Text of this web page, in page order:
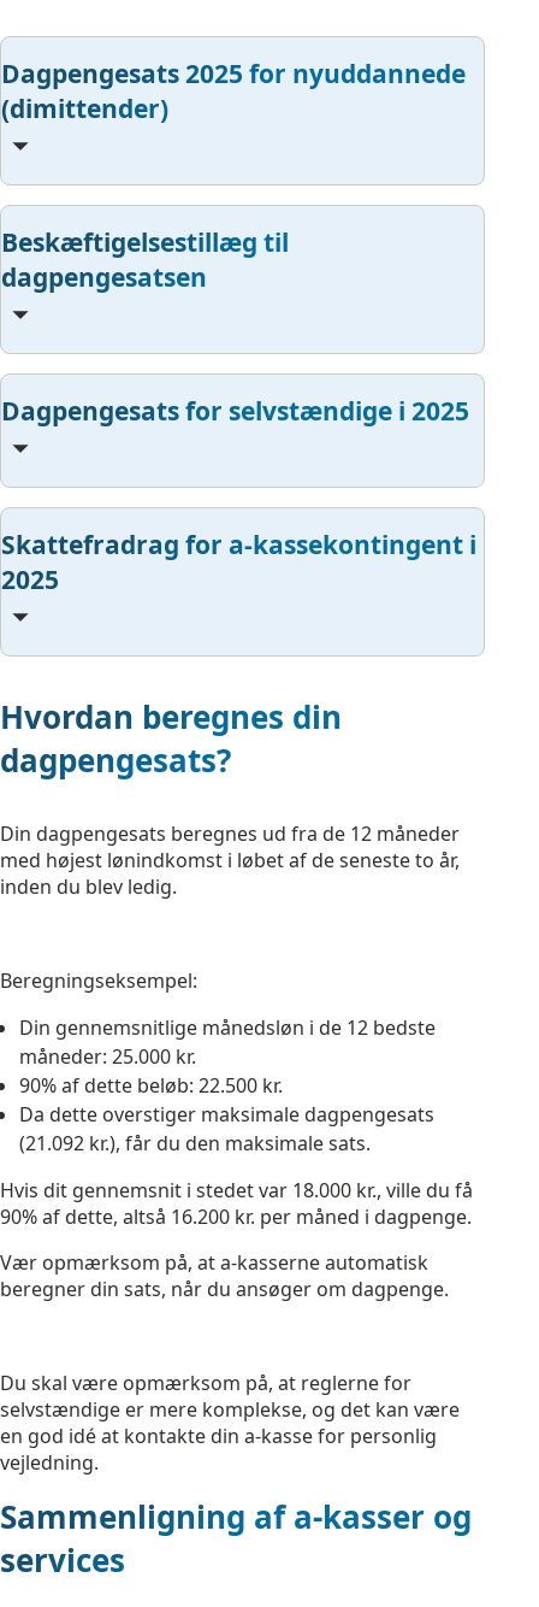
Dagpengesats 2025 for nyuddannede
(dimittender)
Beskæftigelsestillæg til
dagpengesatsen
Dagpengesats for selvstændige i 2025
Skattefradrag for a-kassekontingent i
2025
Hvordan beregnes din
dagpengesats?
Din dagpengesats beregnes ud fra de 12 måneder
med højest lønindkomst i løbet af de seneste to år,
inden du blev ledig.
Beregningseksempel:
Din gennemsnitlige månedsløn i de 12 bedste
måneder: 25.000 kr.
90% af dette beløb: 22.500 kr.
Da dette overstiger maksimale dagpengesats
(21.092 kr.), får du den maksimale sats.
Hvis dit gennemsnit i stedet var 18.000 kr., ville du få
90% af dette, altså 16.200 kr. per måned i dagpenge.
Vær opmærksom på, at a-kasserne automatisk
beregner din sats, når du ansøger om dagpenge.
Du skal være opmærksom på, at reglerne for
selvstændige er mere komplekse, og det kan være
en god idé at kontakte din a-kasse for personlig
vejledning.
Sammenligning af a-kasser og
services